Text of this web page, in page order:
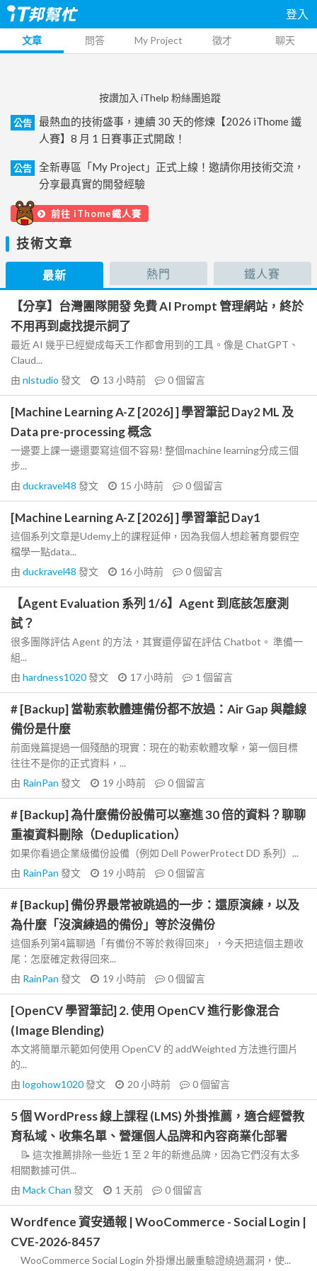
登入
文章 問答 My Project 徵才 聊天
按讚加入 iThelp 粉絲團追蹤
公告
最熱血的技術盛事，連續 30 天的修煉【2026 iThome 鐵
人賽】8 月 1 日賽事正式開啟！
公告
全新專區「My Project」正式上線！邀請你用技術交流，
分享最真實的開發經驗
前往 iThome鐵人賽
技術文章
最新 熱門 鐵人賽
【分享】台灣團隊開發 免費 AI Prompt 管理網站，終於
不用再到處找提示詞了
最近 AI 幾乎已經變成每天工作都會用到的工具。像是 ChatGPT、
Claud...
由 nlstudio 發文 13 小時前 0個留言
[Machine Learning A-Z [2026] ] 學習筆記 Day2 ML 及
Data pre-processing 概念
一邊要上課一邊還要寫這個不容易! 整個machine learning分成三個
步...
由 duckravel48 發文 15 小時前 0個留言
[Machine Learning A-Z [2026] ] 學習筆記 Day1
這個系列文章是Udemy上的課程延伸，因為我個人想趁著育嬰假空
檔學一點data...
由 duckravel48 發文 16 小時前 0個留言
【Agent Evaluation 系列 1/6】Agent 到底該怎麼測
試？
很多團隊評估 Agent 的方法，其實還停留在評估 Chatbot。 準備一
組...
由 hardness1020發文 17 小時前 1 個留言
# [Backup] 當勒索軟體連備份都不放過：Air Gap 與離線
備份是什麼
前面幾篇提過一個殘酷的現實：現在的勒索軟體攻擊，第一個目標
往往不是你的正式資料，...
由 RainPan 發文 19 小時前 0個留言
# [Backup] 為什麼備份設備可以塞進 30 倍的資料？聊聊
重複資料刪除（Deduplication）
如果你看過企業級備份設備（例如 Dell PowerProtect DD 系列）...
由 RainPan 發文 19 小時前 0個留言
# [Backup] 備份界最常被跳過的一步：還原演練，以及
為什麼「沒演練過的備份」等於沒備份
這個系列第4篇聊過「有備份不等於救得回來」，今天把這個主題收
尾：怎麼確定救得回來...
由 RainPan 發文 19 小時前 0個留言
[OpenCV 學習筆記] 2. 使用 OpenCV 進行影像混合
(Image Blending)
本文將簡單示範如何使用 OpenCV 的 addWeighted 方法進行圖片
的...
由 logohow1020發文 20 小時前 0個留言
5 個 WordPress 線上課程 (LMS) 外掛推薦，適合經營教
育私域、收集名單、營運個人品牌和內容商業化部署
📝 這次推薦排除一些近 1 至 2 年的新進品牌，因為它們沒有太多
相關數據可供...
由 Mack Chan 發文 1 天前 0個留言
Wordfence 資安通報 | WooCommerce - Social Login |
CVE-2026-8457
WooCommerce Social Login 外掛爆出嚴重驗證繞過漏洞，使...